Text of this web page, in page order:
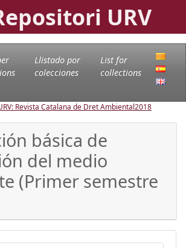
URV
Llistado por
colecciones
List for
collections
Revista Catalana de Dret Ambiental2018
básica de
del medio
(Primer semestre